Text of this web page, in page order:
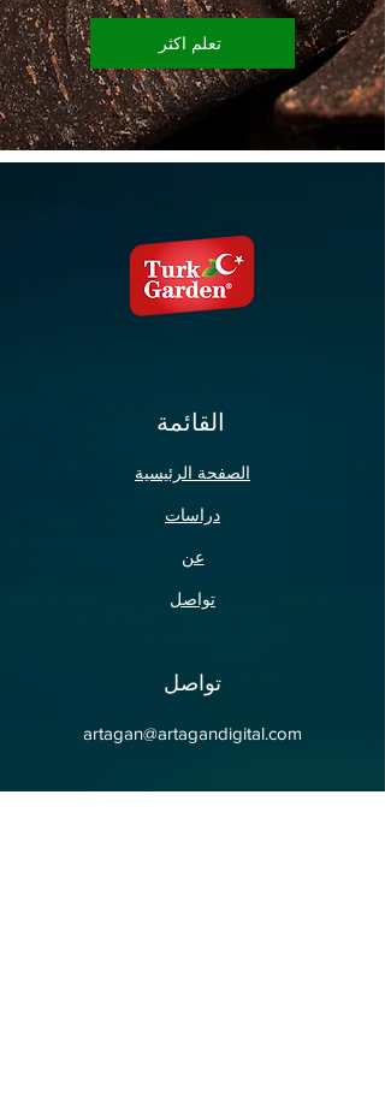
تعلم اكثر
الصفحة الرئيسية
دراسات
عن
تواصل
تواصل
artagan@artagandigital.com